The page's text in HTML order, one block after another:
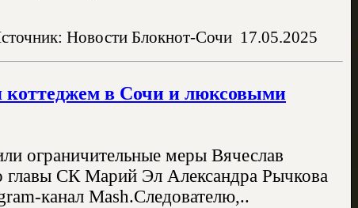
Новости Блокнот-Сочи 17.05.2025
коттеджем в Сочи и люксовыми
ограничительные меры Вячеслав
СК Марий Эл Александра Рычкова
канал Mash.Следователю,..